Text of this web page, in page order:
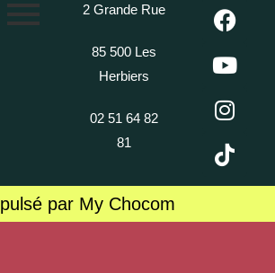
2 Grande Rue
85 500 Les
Herbiers
02 51 64 82
81
par My Chocom